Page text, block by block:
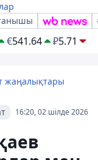
€541.64 ₽5.71
жаңалықтары
16:20, 02 шілде 2026